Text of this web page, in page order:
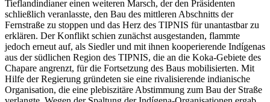
Tieflandindianer einen weiteren Marsch, der den Präsidenten
schließlich veranlasste, den Bau des mittleren Abschnitts der
Fernstraße zu stoppen und das Herz des TIPNIS für unantastbar zu
erklären. Der Konflikt schien zunächst ausgestanden, flammte
jedoch erneut auf, als Siedler und mit ihnen kooperierende Indígenas
aus der südlichen Region des TIPNIS, die an die Koka-Gebiete des
Chapare angrenzt, für die Fortsetzung des Baus mobilisierten. Mit
Hilfe der Regierung gründeten sie eine rivalisierende indianische
Organisation, die eine plebiszitäre Abstimmung zum Bau der Straße